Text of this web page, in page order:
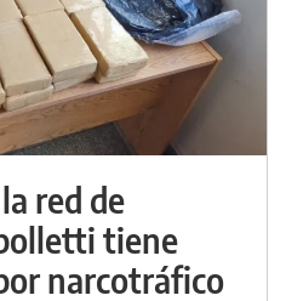
red de
tiene
narcotráfico